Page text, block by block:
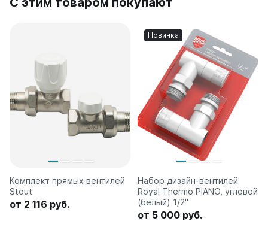
Комплект прямых вентилей
Stout
от 2 116 руб.
Новинка
Набор дизайн-вентилей
Royal Thermo PIANO, угловой
(белый) 1/2"
от 5 000 руб.